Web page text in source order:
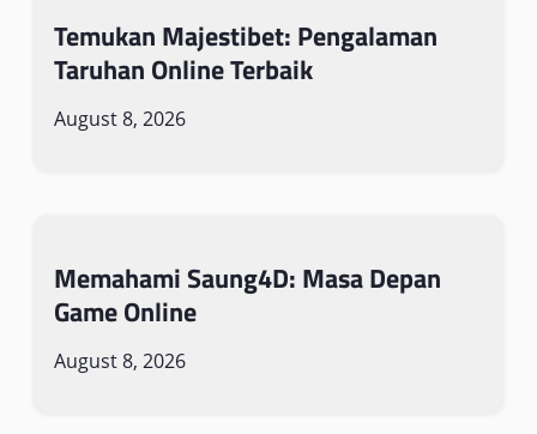
Temukan Majestibet: Pengalaman
Taruhan Online Terbaik
August 8, 2026
Memahami Saung4D: Masa Depan
Game Online
August 8, 2026